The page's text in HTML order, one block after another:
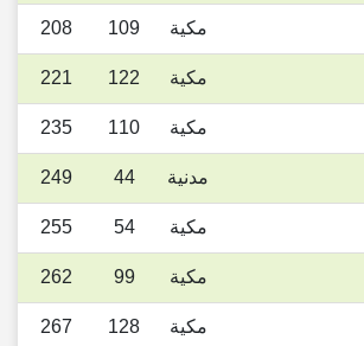
مكية 109
208
مكية 122
221
مكية 110
235
مدنية 44
249
مكية 54
255
مكية 99
262
مكية 128
267